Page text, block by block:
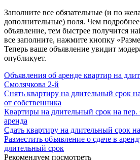
Заполните все обязательные (и по
дополнительные) поля. Чем
объявление, тем быстрее получится
все заполните, нажмите кнопку
Теперь ваше объявление увидит
опубликует.
Объявления об аренде квартир на
Смолячкова 2-й
Снять квартиру на длительный срок
от собственника
Квартиры на длительный срок на
аренда
Сдать квартиру на длительный срок
Разместить объявление о сдаче в
длительный срок
Рекомендуем посмотреть